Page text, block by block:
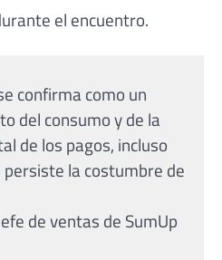
el encuentro.
confirma como un
del consumo y de la
de los pagos, incluso
la costumbre de
de ventas de SumUp